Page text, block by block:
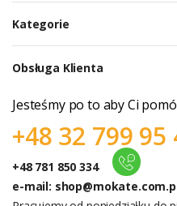
Kategorie
Obsługa Klienta
Jesteśmy po to aby Ci
+48 32 799 95
+48 781 850 334
e-mail: